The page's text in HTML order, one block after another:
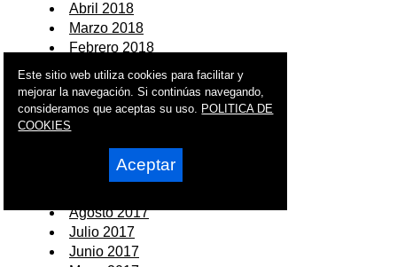
Abril 2018
Marzo 2018
Febrero 2018
Enero 2018
2017
Diciembre 2017
Octubre 2017
Agosto 2017
Julio 2017
Junio 2017
Este sitio web utiliza cookies para facilitar y
mejorar la navegación. Si continúas navegando,
consideramos que aceptas su uso. POLITICA DE
COOKIES
Aceptar